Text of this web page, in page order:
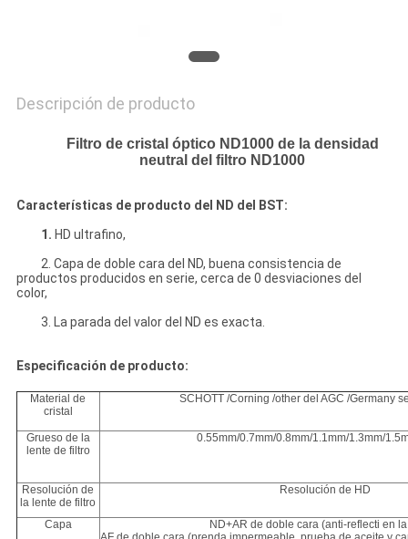
Descripción de producto
Filtro de cristal óptico ND1000 de la densidad
neutral del filtro ND1000
Características de producto del ND del BST:
1. HD ultrafino,
2. Capa de doble cara del ND, buena consistencia de
productos producidos en serie, cerca de 0 desviaciones del
color,
3. La parada del valor del ND es exacta.
Especificación de producto:
Material de
cristal
SCHOTT /Corning /other del AGC /Germany
Grueso de la
lente de filtro
0.55mm/0.7mm/0.8mm/1.1mm/1.3mm/
Resolución de
la lente de filtro
Resolución de HD
Capa
ND+AR de doble cara (anti-reflecti en